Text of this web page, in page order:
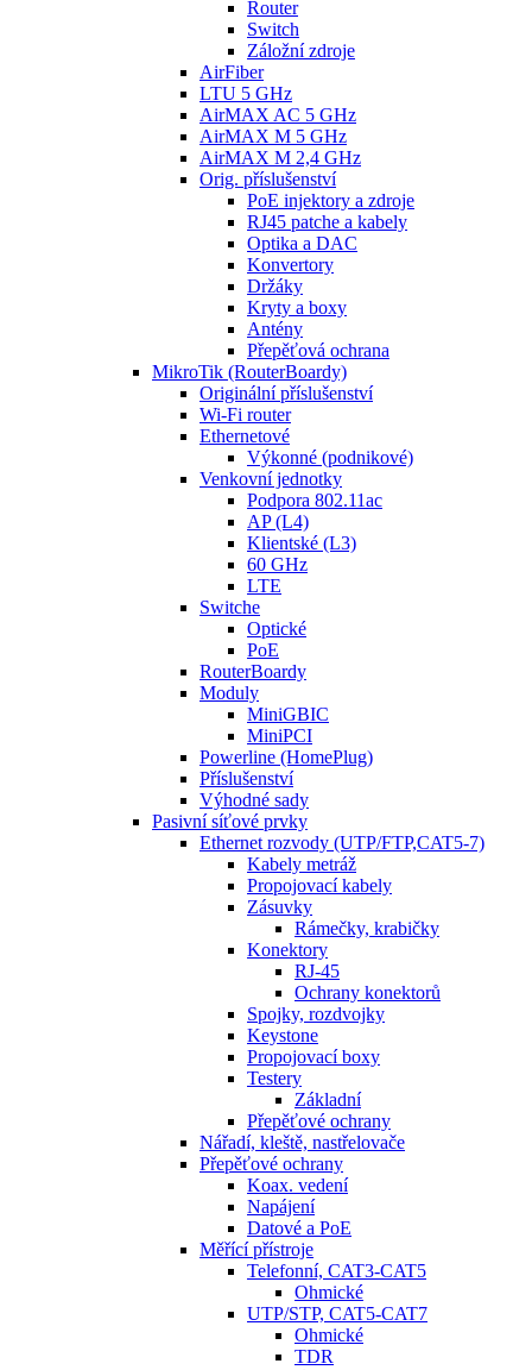
Router
Switch
Záložní zdroje
AirFiber
LTU 5 GHz
AirMAX AC 5 GHz
AirMAX M 5 GHz
AirMAX M 2,4 GHz
Orig. příslušenství
PoE injektory a zdroje
RJ45 patche a kabely
Optika a DAC
Konvertory
Držáky
Kryty a boxy
Antény
Přepěťová ochrana
MikroTik (RouterBoardy)
Originální příslušenství
Wi-Fi router
Ethernetové
Výkonné (podnikové)
Venkovní jednotky
Podpora 802.11ac
AP (L4)
Klientské (L3)
60 GHz
LTE
Switche
Optické
PoE
RouterBoardy
Moduly
MiniGBIC
MiniPCI
Powerline (HomePlug)
Příslušenství
Výhodné sady
Pasivní síťové prvky
Ethernet rozvody (UTP/FTP,CAT5-7)
Kabely metráž
Propojovací kabely
Zásuvky
Rámečky, krabičky
Konektory
RJ-45
Ochrany konektorů
Spojky, rozdvojky
Keystone
Propojovací boxy
Testery
Základní
Přepěťové ochrany
Nářadí, kleště, nastřelovače
Přepěťové ochrany
Koax. vedení
Napájení
Datové a PoE
Měřící přístroje
Telefonní, CAT3-CAT5
Ohmické
UTP/STP, CAT5-CAT7
Ohmické
TDR